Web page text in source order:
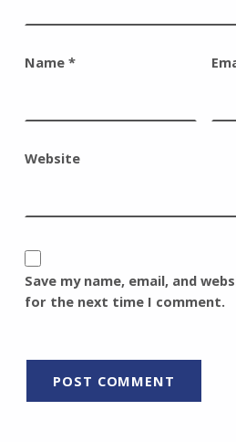
Name *
Website
Save my name, email, and
for the next time I comment.